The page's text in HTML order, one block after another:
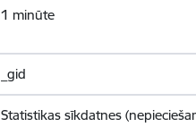
1 minūte
_gid
Statistikas sīkdatnes